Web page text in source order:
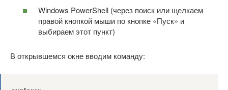
Windows PowerShell (через поиск или щелкаем
правой кнопкой мыши по кнопке «Пуск» и
выбираем этот пункт)
В открывшемся окне вводим команду: